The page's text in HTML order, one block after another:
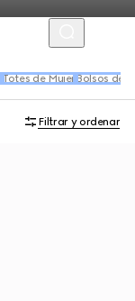
Totes de Mujer Bolsos de
Filtrar y ordenar